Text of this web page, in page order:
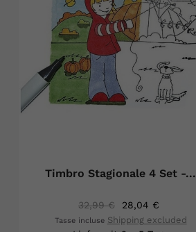
Timbro Stagionale 4 Set -...
32,99 € 28,04 €
Tasse incluse Shipping excluded